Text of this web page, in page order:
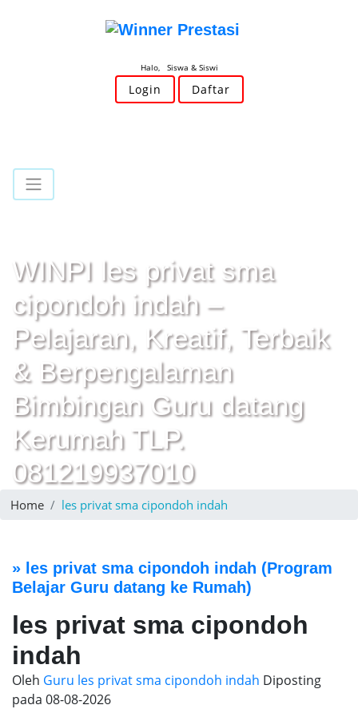
Halo, Siswa & Siswi
Login Daftar
WINPI les privat sma
cipondoh indah –
Pelajaran, Kreatif, Terbaik
& Berpengalaman
Bimbingan Guru datang
Kerumah TLP.
081219937010
Home les privat sma cipondoh indah
» les privat sma cipondoh indah (Program
Belajar Guru datang ke Rumah)
les privat sma cipondoh
indah
Oleh Guru les privat sma cipondoh indah Diposting
pada 08-08-2026